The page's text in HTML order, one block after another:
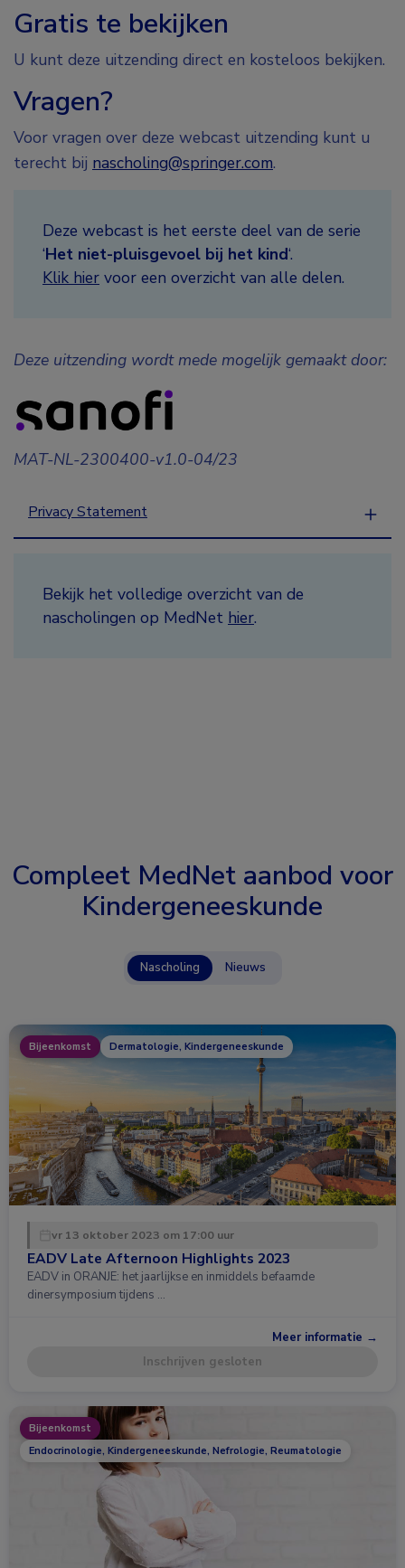
Gratis te bekijken
U kunt deze uitzending direct en kosteloos bekijken.
Vragen?
Voor vragen over deze webcast uitzending kunt u
terecht bij nascholing@springer.com.
Deze webcast is het eerste deel van de serie
‘Het niet-pluisgevoel bij het kind‘.
Klik hier voor een overzicht van alle delen.
Deze uitzending wordt mede mogelijk gemaakt door:
MAT-NL-2300400-v1.0-04/23
Privacy Statement
Bekijk het volledige overzicht van de
nascholingen op MedNet hier.
Compleet MedNet aanbod voor
Kindergeneeskunde
Nascholing Nieuws
Bijeenkomst Dermatologie, Kindergeneeskunde
vr 13 oktober 2023 om 17:00 uur
EADV Late Afternoon Highlights 2023
EADV in ORANJE: het jaarlijkse en inmiddels befaamde
dinersymposium tijdens …
Meer informatie →
Inschrijven gesloten
Bijeenkomst
Endocrinologie, Kindergeneeskunde, Nefrologie, Reumatologie